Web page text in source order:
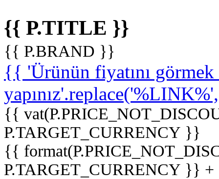
{{ P.TITLE }}
{{ P.BRAND }}
{{ 'Ürünün fiyatını
{{
P.TARGET_CURRENCY }}
{{
P.TARGET_CURRENCY }}